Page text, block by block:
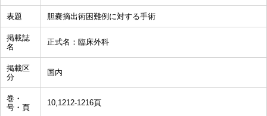
表題 胆嚢摘出術困難例に対する手術
掲載誌
名
正式名：臨床外科
掲載区
分
国内
巻・
号・頁
10,1212-1216頁